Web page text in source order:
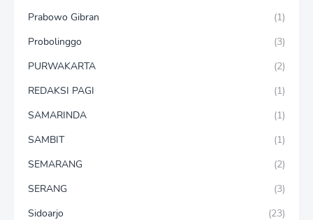
Prabowo Gibran
(1)
Probolinggo
(3)
PURWAKARTA
(2)
REDAKSI PAGI
(1)
SAMARINDA
(1)
SAMBIT
(1)
SEMARANG
(2)
SERANG
(3)
Sidoarjo
(23)